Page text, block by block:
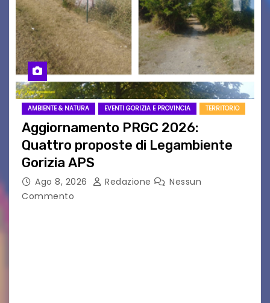
AMBIENTE & NATURA EVENTI GORIZIA E PROVINCIA TERRITORIO
Aggiornamento PRGC 2026:
Quattro proposte di Legambiente
Gorizia APS
Ago 8, 2026 Redazione
Nessun
Commento